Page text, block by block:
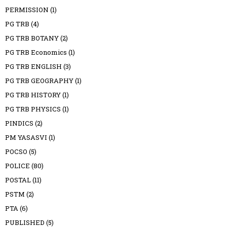
PERMISSION (1)
PG TRB (4)
PG TRB BOTANY(2)
PG TRB Economics (1)
PG TRB ENGLISH (3)
PG TRB GEOGRAPHY(1)
PG TRB HISTORY(1)
PG TRB PHYSICS (1)
PINDICS (2)
PM YASASVI (1)
POCSO (5)
POLICE (80)
POSTAL(11)
PSTM (2)
PTA (6)
PUBLISHED (5)